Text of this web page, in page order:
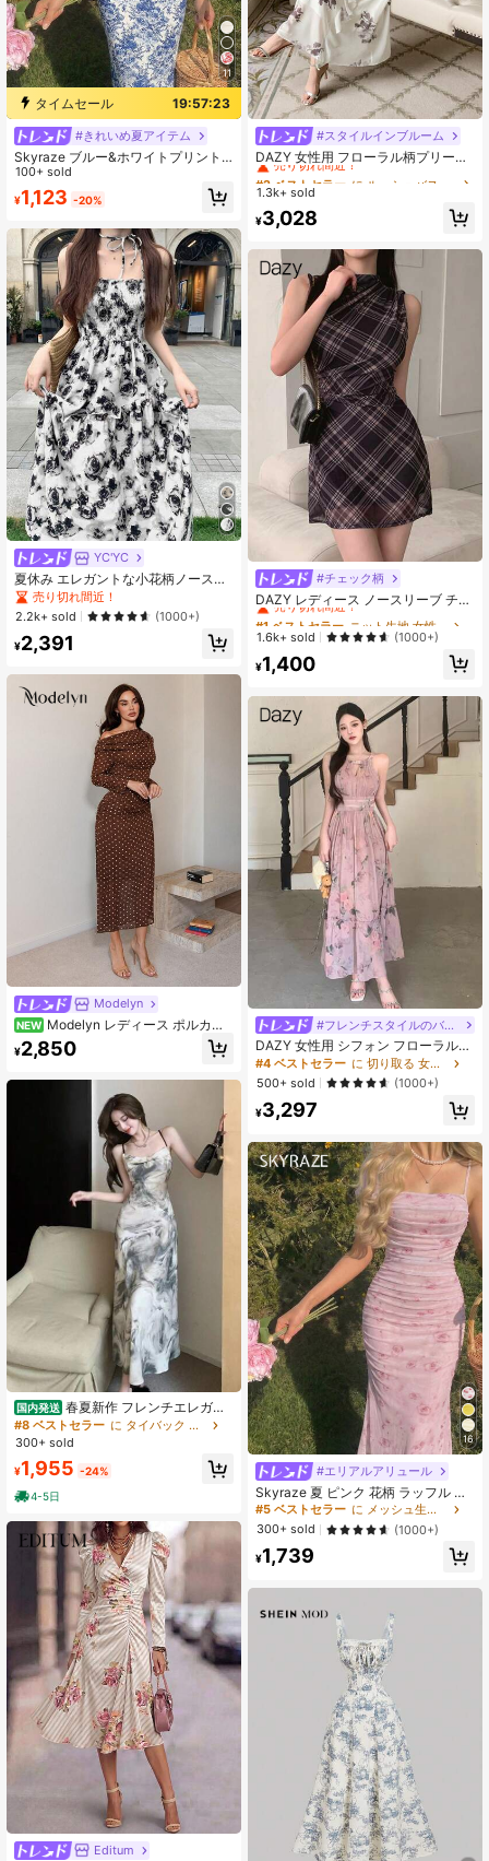
11
タイムセール 19:57:22
#きれいめ夏アイテム
Skyraze ブルー&ホワイトプリント
フィットスリットミディドレス
100+ sold
¥1,123 -20%
YC'YC
夏休み エレガントな小花柄ノースリ
ーブワンピース ホワイト
売り切れ間近！
2.2k+ sold
(1000+)
¥2,391
Modelyn
NEW Modelyn レディース ポルカド
ット カジュアル パーティー ロング
ドレス
¥2,850
国内発送 春夏新作 フレンチエレガン
ト キャミワンピース バックデザイン
ハイウエスト ミディ丈 レディースド
#8 ベストセラー
に タイバック 女性のドレス
300+ sold
¥1,955 -24%
4-5日
Editum
#スタイルインブルーム
DAZY 女性用 フローラル柄プリーツ
ウエストキャミワンピース、誕生
日、新年イブ、夏のエレガントなサ
ス、プロムドレス、イースターマキ
シドレス
#2 ベストセラー
に ルーシュバスト 床まで届く丈のドレス
売り切れ間近！
#2 ベストセラー
売り切れ間近！
#2 ベストセラー
売り切れ間近！
#2 ベストセラー
に ルーシュバスト 床まで届く丈のドレス
売り切れ間近！
1.3k+ sold
¥3,028
#チェック柄
DAZY レディース ノースリーブ チェ
ック柄 ウエストシェイプ ミニ丈 ド
レス スクール風
#1 ベストセラー
売り切れ間近！
#1 ベストセラー
売り切れ間近！
#1 ベストセラー
売り切れ間近！
#1 ベストセラー
売り切れ間近！
1.6k+ sold (1000+)
¥1,400
#フレンチスタイルのバケーションドレス
DAZY 女性用 シフォン フローラルプ
リント ホルターネック ワンピース
サマードレス バレンタインデー イー
スター
#4 ベストセラー
に 切り取る 女性のドレス
500+ sold
(1000+)
¥3,297
16
#エリアルアリュール
Skyraze 夏 ピンク 花柄 ラッフル メ
ッシュ キャミソールロングワンピー
ス、夏服
#5 ベストセラー
に メッシュ生地 女性のドレス
300+ sold
(1000+)
¥1,739